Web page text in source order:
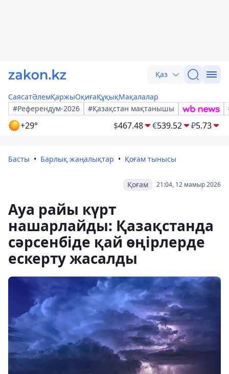
Қаз
СаясатӘлемҚаржыОқиғаҚұқықМақалалар
#Референдум-2026
#Қазақстан мақтанышы
+29° $467.48 €539.52 ₽5.73
Басты Барлық жаңалықтар Қоғам тынысы
21:04, 12 мамыр 2026
Қоғам
Ауа райы күрт
нашарлайды: Қазақстанда
сәрсенбіде қай өңірлерде
ескерту жасалды